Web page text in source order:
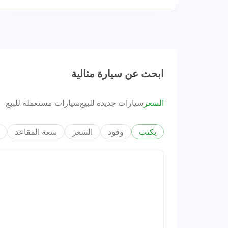
ابحث عن سيارة مثالية
السعر سيارات جديدة للبيعسيارات مستعملة للبيع
يكتب وقود السعر سعة المقاعد